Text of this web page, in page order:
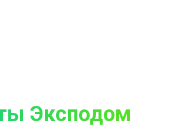
Эксподом